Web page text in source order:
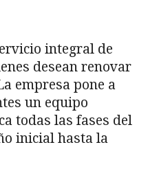
integral de
desean renovar
empresa pone a
un equipo
todas las fases del
inicial hasta la